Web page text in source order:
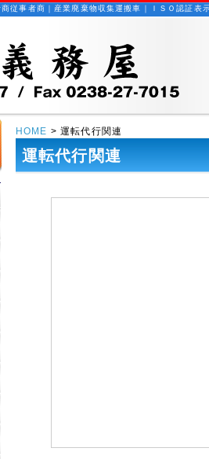
従事者商｜産業廃棄物収集運搬車｜ＩＳＯ認証
HOME > 運転代行関連
運転代行関連